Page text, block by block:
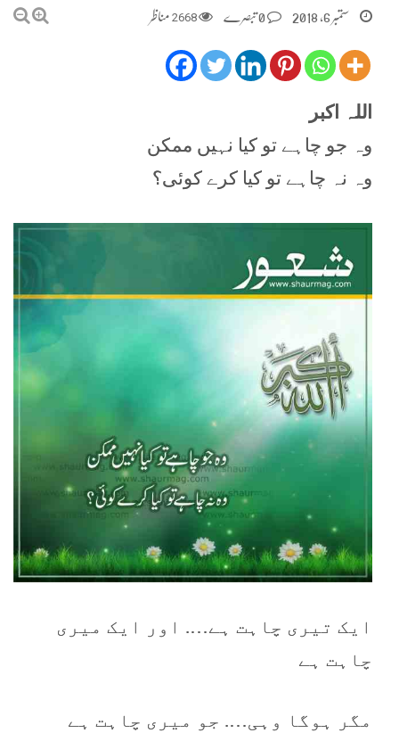
ستمبر 6, 2018 2668 مناظر
اللہ اکبر
وہ جو چاہے تو کیا نہیں ممکن
وہ نہ چاہے تو کیا کرے کوئی؟
ایک تیری چاہت ہے…. اور ایک میری
چاہت ہے
مگر ہوگا وہی…. جو میری چاہت ہے